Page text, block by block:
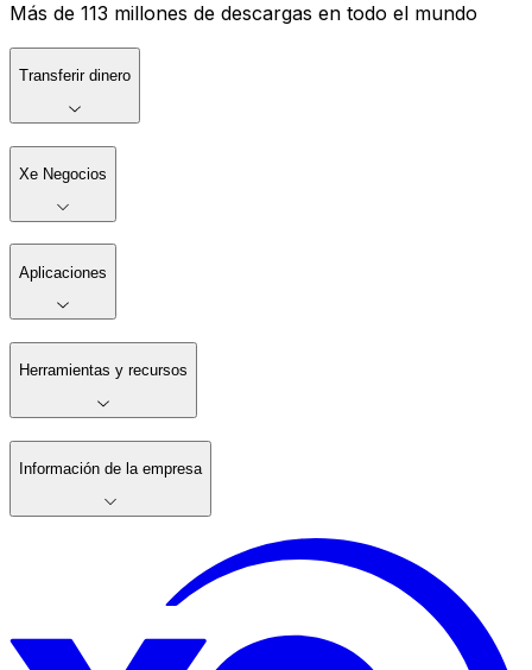
Más de 113 millones de descargas en todo el mundo
Transferir dinero
Xe Negocios
Aplicaciones
Herramientas y recursos
Información de la empresa